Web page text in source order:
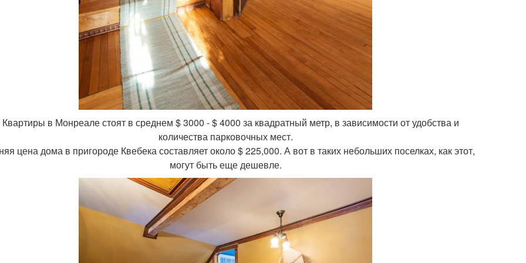
Квартиры в Монреале стоят в среднем $ 3000 - $ 4000 за квадратный метр, в зависимости от удобства и
количества парковочных мест.
цена дома в пригороде Квебека составляет около $ 225,000. А вот в таких небольших поселках, как этот,
могут быть еще дешевле.